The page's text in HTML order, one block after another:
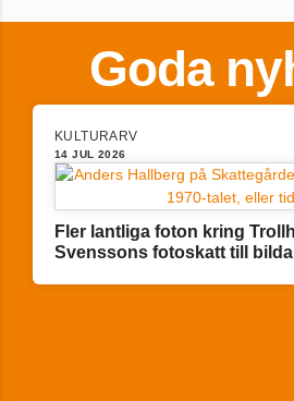
Goda
KULTURARV
14 JUL 2026
Fler lantliga foton kring
Svenssons fotoskatt till